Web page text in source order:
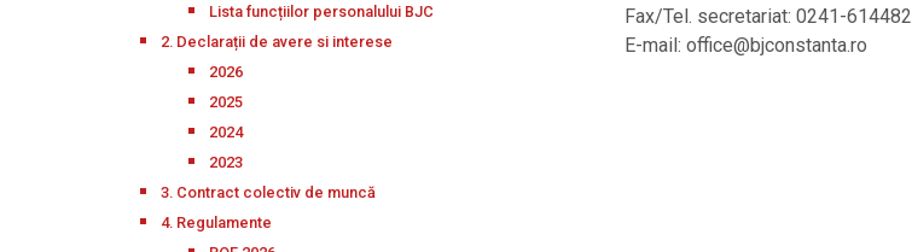
Lista funcțiilor personalului BJC
2. Declarații de avere si interese
2026
2025
2024
2023
3. Contract colectiv de muncă
4. Regulamente
Fax/Tel. secretariat: 0241-614482
E-mail: office@bjconstanta.ro